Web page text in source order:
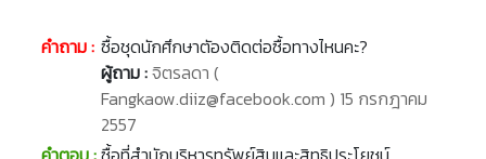
คำถาม : ซื้อชุดนักศึกษาตัองติดต่อซื้อทางไหนคะ?
ผู้ถาม :จิตรลดา (
Fangkaow.diiz@facebook.com ) 15 กรกฎาคม
2557